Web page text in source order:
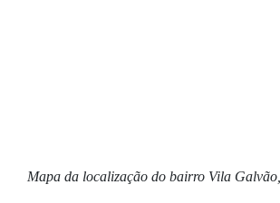
Mapa da localização do bairro Vila